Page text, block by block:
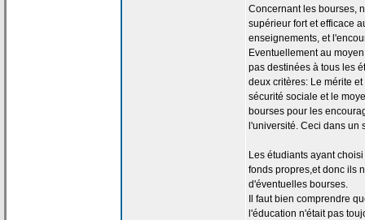
Concernant les bourses,
supérieur fort et efficace
enseignements, et
Eventuellement au
pas destinées à tous les
deux critères: Le mérite
sécurité sociale et le
bourses pour les
l'université. Ceci dans un
Les étudiants ayant
fonds propres,et donc ils
d'éventuelles bourses.
Il faut bien comprendre
l'éducation n'était pas